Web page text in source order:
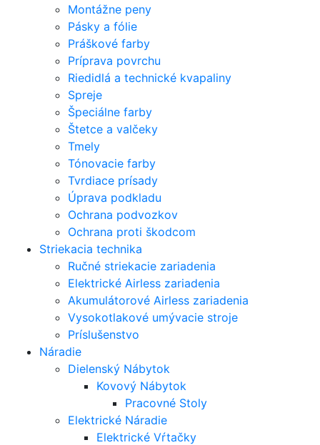
Montážne peny
Pásky a fólie
Práškové farby
Príprava povrchu
Riedidlá a technické kvapaliny
Spreje
Špeciálne farby
Štetce a valčeky
Tmely
Tónovacie farby
Tvrdiace prísady
Úprava podkladu
Ochrana podvozkov
Ochrana proti škodcom
Striekacia technika
Ručné striekacie zariadenia
Elektrické Airless zariadenia
Akumulátorové Airless zariadenia
Vysokotlakové umývacie stroje
Príslušenstvo
Náradie
Dielenský Nábytok
Kovový Nábytok
Pracovné Stoly
Elektrické Náradie
Elektrické Vŕtačky